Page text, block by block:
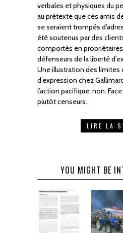
verbales et physiques du
au prétexte que ces amis
se seraient trompés
été soutenus par des
comportés en
défenseurs de la liberté
Une illustration des limites
d’expression chez
l’action pacifique, non.
plutôt censeurs.
LIRE LA
YOU MIGHT BE